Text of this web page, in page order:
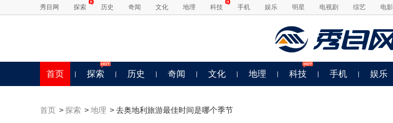
秀目网 探索 历史 奇闻 文化 地理 科技 手机 娱乐 明星 电视剧 综艺 电影
首页 探索 历史 奇闻 文化 地理 科技 手机 娱乐
首页 > 探索 > 地理 > 去奥地利旅游最佳时间是哪个季节